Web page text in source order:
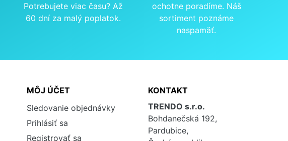
Potrebujete viac času? Až
60 dní za malý poplatok.
ochotne poradíme. Náš
sortiment poznáme
naspamäť.
MÔJ ÚČET
Sledovanie objednávky
Prihlásiť sa
Registrovať sa
KONTAKT
TRENDO s.r.o.
Bohdanečská 192,
Pardubice,